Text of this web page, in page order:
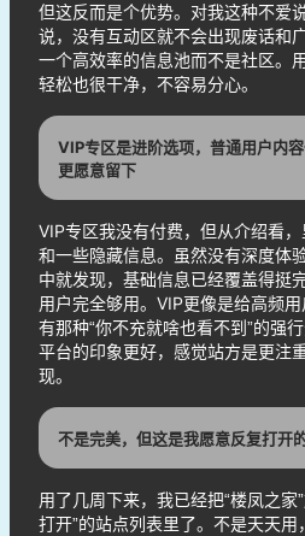
但这反而是个优势。对我这种不爱
说，没有互动区就不会出现废话和
一个高效率的信息池而不是社区。
轻松也很干净，不容易分心。
VIP专区是进阶选项，普通用户内
更愿意留下
VIP专区我没有付费，但从介绍看
和一些隐藏信息。虽然没有深度体
中就发现，基础信息已经覆盖得挺
用户完全够用。VIP更像是给高频
有那种“你不充就啥也看不到”的强
平台的印象更好，感觉站方是更注
现。
不是完美，但这是我愿意反复打开
用了几周下来，我已经把“楼凤之家
打开”的站点列表里了。不是天天